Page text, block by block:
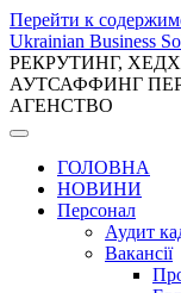
Перейти к
Ukrainian Business
РЕКРУТИНГ,
АУТСАФФИНГ
АГЕНСТВО
ГОЛОВНА
НОВИНИ
Персонал
Аудит
Вакансії